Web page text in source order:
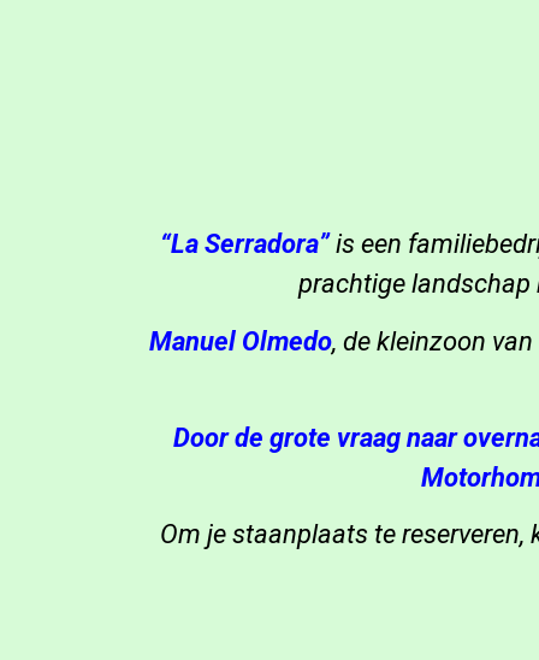
“La Serradora” is een
prachtige landschap
Manuel Olmedo, de kleinzoon
Door de grote vraag naar
Om je staanplaats te